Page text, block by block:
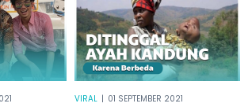
VIRAL | 01 SEPTEMBER 2021